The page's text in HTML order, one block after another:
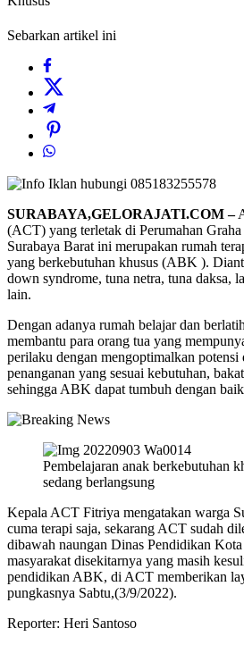
Sebarkan artikel ini
SURABAYA,GELORAJATI.COM –
(ACT) yang terletak di Perumahan
Surabaya Barat ini merupakan rumah
yang berkebutuhan khusus (ABK ).
down syndrome, tuna netra, tuna daksa,
lain.
Dengan adanya rumah belajar dan
membantu para orang tua yang
perilaku dengan mengoptimalkan potensi
penanganan yang sesuai kebutuhan,
sehingga ABK dapat tumbuh dengan
Pembelajaran anak berkebutuhan
sedang berlangsung
Kepala ACT Fitriya mengatakan warga
cuma terapi saja, sekarang ACT sudah
dibawah naungan Dinas Pendidikan
masyarakat disekitarnya yang masih
pendidikan ABK, di ACT memberikan
pungkasnya Sabtu,(3/9/2022).
Reporter: Heri Santoso